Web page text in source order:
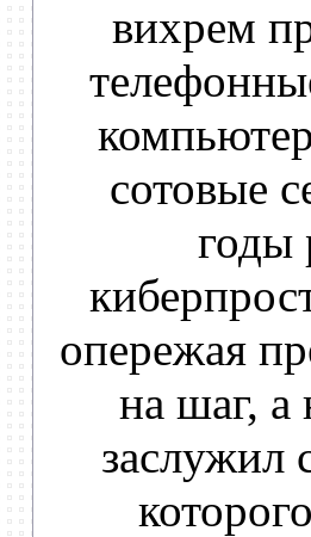
вихрем
сотовые
годы
опережая
на шаг, а
заслужил